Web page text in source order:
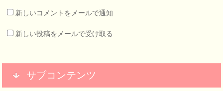
新しいコメントをメールで通知
新しい投稿をメールで受け取る
サブコンテンツ